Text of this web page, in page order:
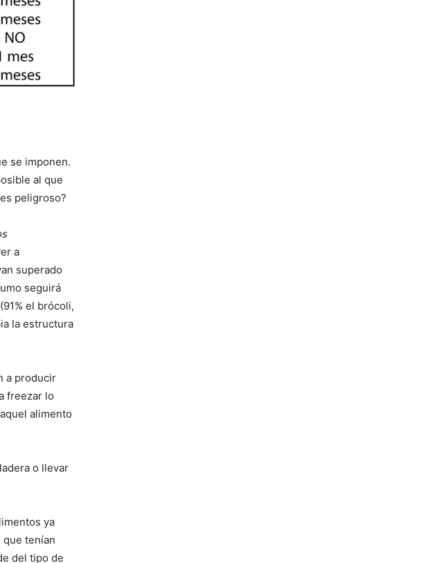
se imponen.
al que
peligroso?
a
superado
seguirá
el brócoli,
la estructura
a producir
freezar lo
alimento
o llevar
ya
que tenían
del tipo de